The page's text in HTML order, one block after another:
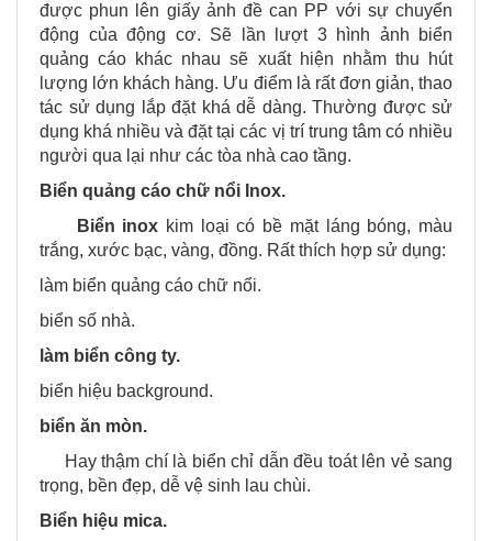
được phun lên giấy ảnh đề can PP với sự chuyển
động của động cơ. Sẽ lần lượt 3 hình ảnh biển
quảng cáo khác nhau sẽ xuất hiện nhằm thu hút
lượng lớn khách hàng. Ưu điểm là rất đơn giản, thao
tác sử dụng lắp đặt khá dễ dàng. Thường được sử
dụng khá nhiều và đặt tại các vị trí trung tâm có nhiều
người qua lại như các tòa nhà cao tầng.
Biển quảng cáo chữ nổi Inox.
Biển inox kim loại có bề mặt láng bóng, màu
trắng, xước bạc, vàng, đồng. Rất thích hợp sử dụng:
làm biển quảng cáo chữ nổi.
biển số nhà.
làm biển công ty.
biển hiệu background.
biển ăn mòn.
Hay thậm chí là biển chỉ dẫn đều toát lên vẻ sang
trọng, bền đẹp, dễ vệ sinh lau chùi.
Biển hiệu mica.